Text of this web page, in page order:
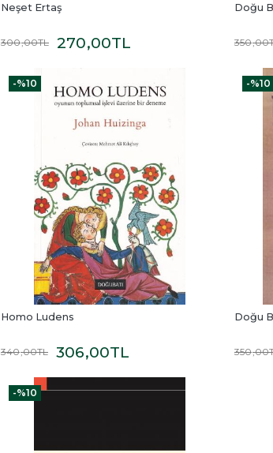
Neşet Ertaş
300,00TL 270,00TL
Doğu
350,00
-%10
Homo Ludens
340,00TL 306,00TL
-%10
Doğu
350,00
-%10